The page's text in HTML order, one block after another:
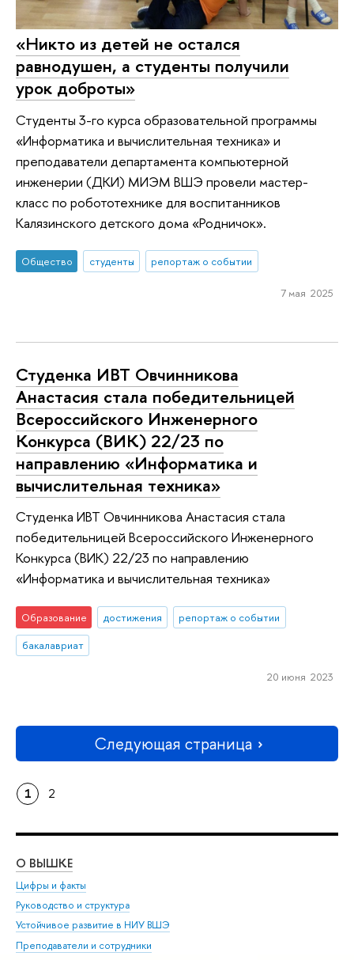
«Никто из детей не остался
равнодушен, а студенты получили
урок доброты»
Студенты 3-го курса образовательной программы
«Информатика и вычислительная техника» и
преподаватели департамента компьютерной
инженерии (ДКИ) МИЭМ ВШЭ провели мастер-
класс по робототехнике для воспитанников
Калязинского детского дома «Родничок».
Общество студенты репортаж о событии
7 мая 2025
Студенка ИВТ Овчинникова
Анастасия стала победительницей
Всероссийского Инженерного
Конкурса (ВИК) 22/23 по
направлению «Информатика и
вычислительная техника»
Студенка ИВТ Овчинникова Анастасия стала
победительницей Всероссийского Инженерного
Конкурса (ВИК) 22/23 по направлению
«Информатика и вычислительная техника»
Образование достижения
репортаж о событии
бакалавриат
20 июня 2023
Следующая страница
1 2
О ВЫШКЕ
Цифры и факты
Руководство и структура
Устойчивое развитие в НИУ ВШЭ
Преподаватели и сотрудники